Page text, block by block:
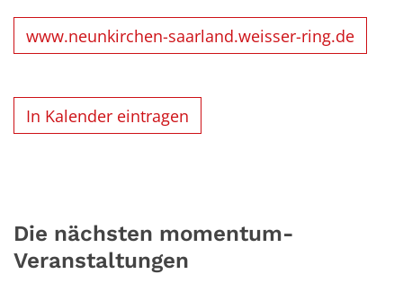
www.neunkirchen-saarland.weisser-ring.de
In Kalender eintragen
Die nächsten momentum-
Veranstaltungen